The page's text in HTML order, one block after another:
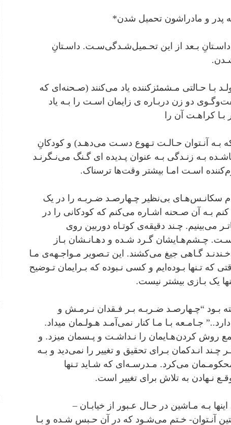
پدر و مادراشون تحمیل شدن*
ﺑـﻌﺪ از اﯾﻦ ﺗﺤـﻤﯿﻞﺷـﺪﮔﯽﺳـﺖ. داﺳـﺘﺎنِ
ﺑـﺎ ﺣـﺎﻟﺘﯽ ﻣـﺸﻤﺌﺰﮐﻨﻨﺪه ﯾﺎد ﻣﯽﮐﻨﻨﺪ (ﺻـﺤﻨﻪای ﮐﻪ
دو زن درﺑـﺎره ی زاﯾﻤﺎن اﺳـﺖ را ﺑـﻪ ﯾﺎد
ﺑـﺎ ﮐﺮاﻫـﺖ آن را
ﺑـﻪ آﻧـﺘﻮان ﺣـﺎﻟـﺖ ﺗـﻬﻮع دﺳـﺖ ﻣﯽدﻫـﺪ) و ﮐﻮدﮐﺎنِ
ﺑـﻪ زﻧـﺪﮔﯽ ﺑـﻪ عنوان ﭘـﺪﯾﺪه ای ﮔـﻨﮓ ﻣﯽﻧـﮕﺮﻧـﺪ
اﺳـﺖ اﻣـﺎ ﺑﯿﺸﺘﺮ وﻗﺖﻫﺎ ﺗﺮﺳﻨﺎک.
ﺳﮑﺎﻧـﺲﻫـﺎی ﺑﯽﻧﻈﯿﺮ ﭼـﻬﺎرﺻـﺪ ﺿـﺮﺑـﻪ را در ﯾﮏ
ﺑـﻪ آن ﺻـﺤﻨﻪ اﺷـﺎره ﻣﯽﮐﻨﻢ ﮐﻪ ﮐﻮدﮐﺎﻧﯽ را در
ﻣﯽﺑﯿﻨﯿﻢ. ﭼـﻨﺪ دﻗﯿﻘﻪی ﮐﻮﺗـﺎه دورﺑﯿﻦ روی
ﭼـﺸﻢﻫـﺎﯾﺸﺎن ﮔـﺮد ﺷـﺪه و دﻫـﺎﻧـﺸﺎن ﺑـﺎز
ﮔـﺎﻫﯽ ﺟﯿﻎ ﻣﯽﮐﺸﻨﺪ. اﯾﻦ ﺗـﺼﻮﯾﺮ ﻣـﻮاﺟـﻬﻪی ﻣـﺎ
ﮐﻪ ﺗـﻨﻬﺎ ﺑـﻮده‌اﯾﻢ و ﮐﺴﯽ ﻧـﺒﻮده ﮐﻪ ﺑـﺮاﯾﻤﺎن ﺗـﻮﺿﯿﺢ
ﯾﮏ ﺑـﺎزی ﺑﯿﺸﺘﺮ ﻧﯿﺴﺖ.
ﺑـﻮد “ﭼـﻬﺎرﺻـﺪ ﺿـﺮﺑـﻪ ﺑـﺮ ﻓـﻘﺪان ﻧـﺮﻣـﺶ و
ﺟـﺎﻣـﻌﻪ ﺑـﺎ ﻣـﺎ ﮐﻨﺎر ﻧﻤﯽآﻣـﺪ ﻫـﻮﻟـﻤﺎن ﻣﯿﺪاد.
روش ﮐﺮدنﻫـﺎﯾﻤﺎن را ﻧـﺪاﺷـﺖ و ﭘـﺴﻤﺎن ﻣﯿﺰد. و
اﻧـﺪﮐﻤﺎن ﺑـﺮای ﺗﺤﻘﯿﻖ و تغییر را ﻧﻤﯽدﯾﺪ و ﺑـﻪ
ﻣﯽﮐﺮد. ﻣـﺪرﺳـﻪای ﮐﻪ ﺷـﺎﯾﺪ ﺗـﻨﻬﺎ
ﻧـﻬﺎدن ﺑﻪ ﺗﻼش ﺑﺮای تغییر اﺳﺖ.
ﺑـﻪ ﻣـﺎﺷﯿﻦ در ﺣـﺎل ﻋـﺒﻮر از ﺧﯿﺎﺑـﺎن –
آﻧـﺘﻮان- ﺧـﺘﻢ ﻣﯽﺷـﻮد ﮐﻪ در آن ﺣـﺒﺲ ﺷـﺪه و ﺑـﺎ